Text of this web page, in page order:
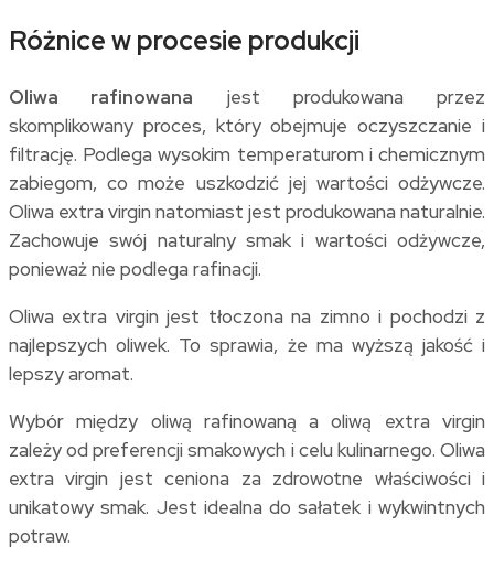
Różnice w procesie produkcji
Oliwa rafinowana jest produkowana przez
skomplikowany proces, który obejmuje oczyszczanie i
filtrację. Podlega wysokim temperaturom i chemicznym
zabiegom, co może uszkodzić jej wartości odżywcze.
Oliwa extra virgin natomiast jest produkowana naturalnie.
Zachowuje swój naturalny smak i wartości odżywcze,
ponieważ nie podlega rafinacji.
Oliwa extra virgin jest tłoczona na zimno i pochodzi z
najlepszych oliwek. To sprawia, że ma wyższą jakość i
lepszy aromat.
Wybór między oliwą rafinowaną a oliwą extra virgin
zależy od preferencji smakowych i celu kulinarnego. Oliwa
extra virgin jest ceniona za zdrowotne właściwości i
unikatowy smak. Jest idealna do sałatek i wykwintnych
potraw.